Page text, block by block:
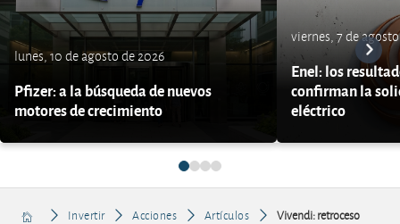
lunes, 10 de agosto de 2026
Pfizer: a la búsqueda de nuevos
motores de crecimiento
viernes, 7 de
Enel: los
confirman la
eléctrico
Invertir Acciones Artículos
Vivendi: retroceso